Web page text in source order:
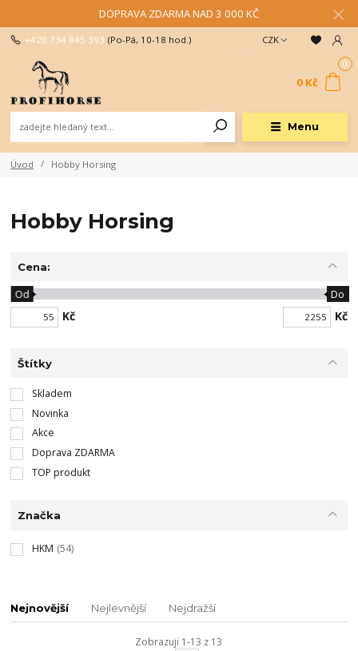
DOPRAVA ZDARMA NAD 3 000 KČ
Menu
CZK
+420 734 845 393 (Po-Pá, 10-18 hod.)
0
0 Kč
Úvod Hobby Horsing
Hobby Horsing
Cena:
Kč
Od Do
Kč
Štítky
Skladem
Novinka
Akce
Doprava ZDARMA
TOP produkt
Značka
HKM (54)
Nejnovější Nejlevnější Nejdražší
Zobrazuji 1-13 z 13